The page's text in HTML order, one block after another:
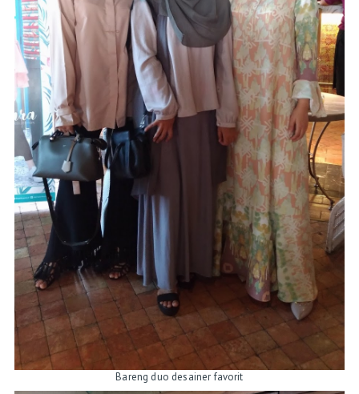
Bareng duo desainer favorit